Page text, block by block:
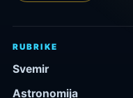
RUBRIKE
Svemir
Astronomija